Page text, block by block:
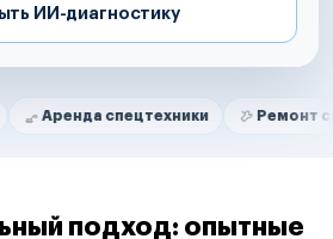
ИИ-диагностику
спецтехники Ремонт
подход: опытные